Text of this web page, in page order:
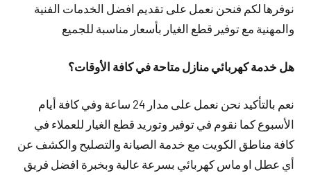
نوفرها لكم فنحن نعمل على تقديم افضل الخدمات الفنية
والمهنية مع توفير قطع الغيار بأسعار مناسبة للجميع
هل خدمة كهربائي منازل متاحة في كافة الأوقات؟
نعم بالتأكيد نحن نعمل على مدار 24 ساعة وفي كافة أيام
الأسبوع كما نقوم في توفير وتوريد قطع الغيار للعملاء في
كافة مناطق الكويت مع خدمة الصيانة والتصليح والكشف عن
أي عطل او ماس كهربائي بسرعة عالية وبخبرة افضل فريق